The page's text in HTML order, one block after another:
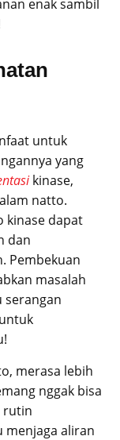
enak sambil
untuk
yang
kinase,
natto.
kinase dapat
dan
Pembekuan
masalah
serangan
merasa lebih
nggak bisa
rutin
menjaga aliran